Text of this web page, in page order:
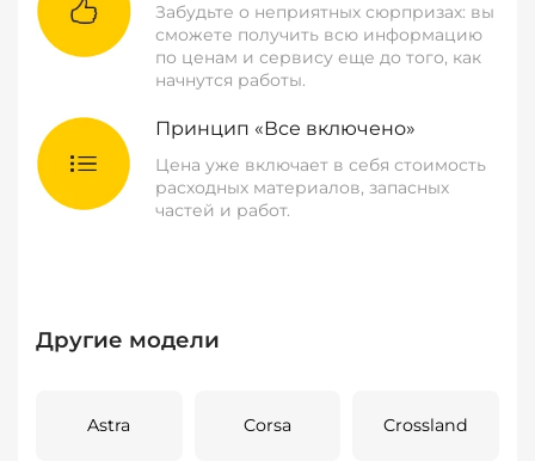
Забудьте о неприятных сюрпризах: вы
сможете получить всю информацию
по ценам и сервису еще до того, как
начнутся работы.
Принцип «Все включено»
Цена уже включает в себя стоимость
расходных материалов, запасных
частей и работ.
Другие модели
Astra Corsa Crossland